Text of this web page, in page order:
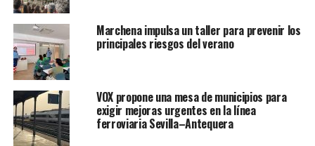
Marchena impulsa un taller para prevenir los
principales riesgos del verano
VOX propone una mesa de municipios para
exigir mejoras urgentes en la línea
ferroviaria Sevilla–Antequera